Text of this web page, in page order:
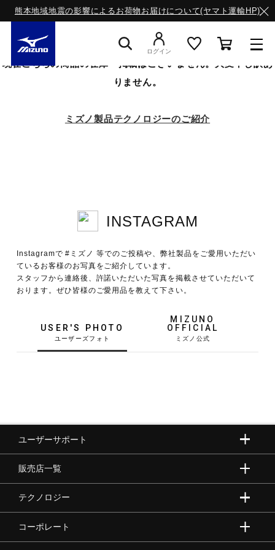
熊本地域地震の影響によるお荷物お届けについて(ヤマト運輸HP)
サッカー／フットサル
トレーニング
ゴルフ
バレーボール
バドミントン
ログイン
現在こちらの商品の在庫・掲載はございません。大変申し訳あ
りません。
ミズノ製品テクノロジーのご紹介
INSTAGRAM
Instagramで #ミズノ 等でのご投稿や、弊社製品をご愛用いただい
ているお客様のお写真をご紹介しています。
スタッフから連絡後、許諾いただいた写真を掲載させていただいて
おります。ぜひ皆様のご愛用品を教えて下さい。
USER'S PHOTO
MIZUNO
OFFICIAL
ユーザーサポート
販売店一覧
テクノロジー
コーポレート